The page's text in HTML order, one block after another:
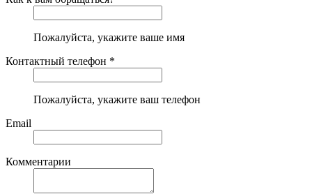
Пожалуйста, укажите ваше имя
Контактный телефон *
Пожалуйста, укажите ваш телефон
Email
Комментарии